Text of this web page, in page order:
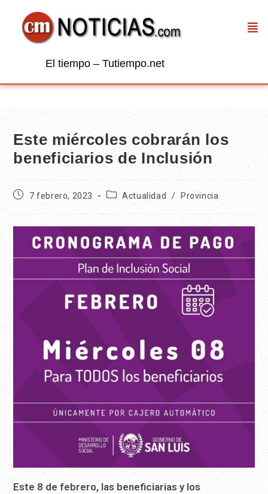
El tiempo – Tutiempo.net
Este miércoles cobrarán los
beneficiarios de Inclusión
7 febrero, 2023 Actualidad / Provincia
Este 8 de febrero, las beneficiarias y los